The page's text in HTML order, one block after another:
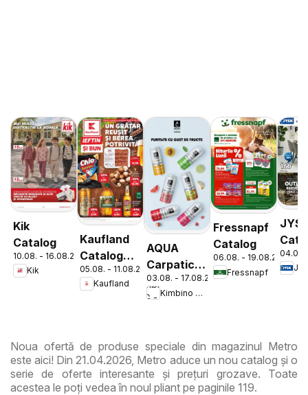
Kik
Catalog
10.08. - 16.08.2026
Kik
Kaufland
Catalog
Tematic
05.08. - 11.08.2026
Kaufland
AQUA
Carpatica
Flavours
03.08. - 17.08.2026
Kimbino MG - RO
Fressnapf
Catalog
06.08. - 19.08.2026
Fressnapf
04.08.
Noua ofertă de produse speciale din magazinul Metro
este aici! Din 21.04.2026, Metro aduce un nou catalog și o
serie de oferte interesante și prețuri grozave. Toate
acestea le poți vedea în noul pliant pe paginile 119.